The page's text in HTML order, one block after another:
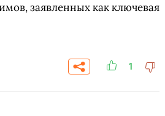
заявленных как ключевая
1